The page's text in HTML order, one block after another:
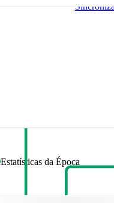
Estatísticas da Época